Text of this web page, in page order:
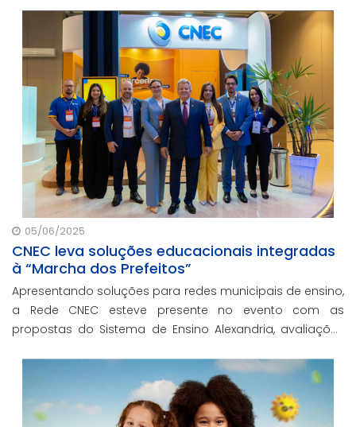
que não participaram da Marcha dos Prefeito
05/06/2025
CNEC leva soluções educacionais integradas
à “Marcha dos Prefeitos”
Apresentando soluções para redes municipais de ensino,
a Rede CNEC esteve presente no evento com as
propostas do Sistema de Ensino Alexandria, avaliações
escolar e parcerias com prefeituras durante ev